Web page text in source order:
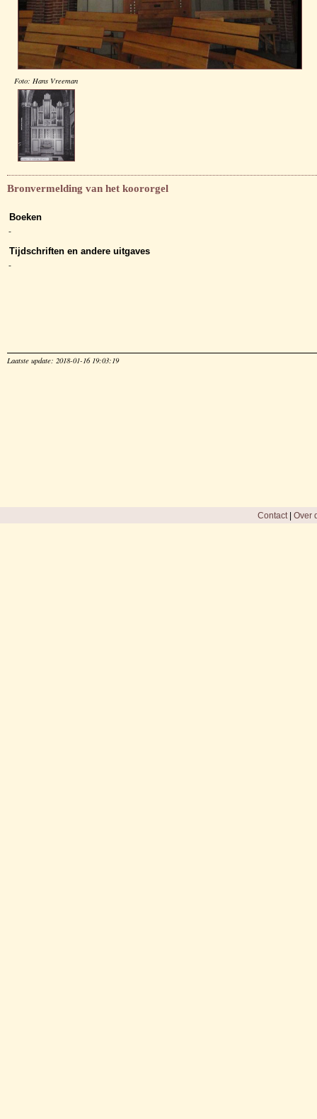
Foto: Hans Vreeman
Bronvermelding van het koororgel
Boeken
-
Tijdschriften en andere uitgaves
-
Laatste update: 2018-01-16 19:03:19
Contact| Over